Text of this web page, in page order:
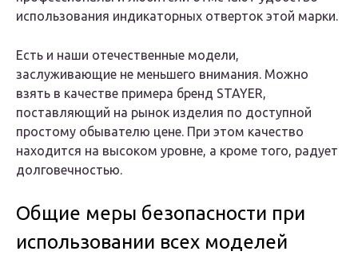
использования индикаторных отверток этой марки.
Есть и наши отечественные модели,
заслуживающие не меньшего внимания. Можно
взять в качестве примера бренд STAYER,
поставляющий на рынок изделия по доступной
простому обывателю цене. При этом качество
находится на высоком уровне, а кроме того, радует
долговечностью.
Общие меры безопасности при
использовании всех моделей